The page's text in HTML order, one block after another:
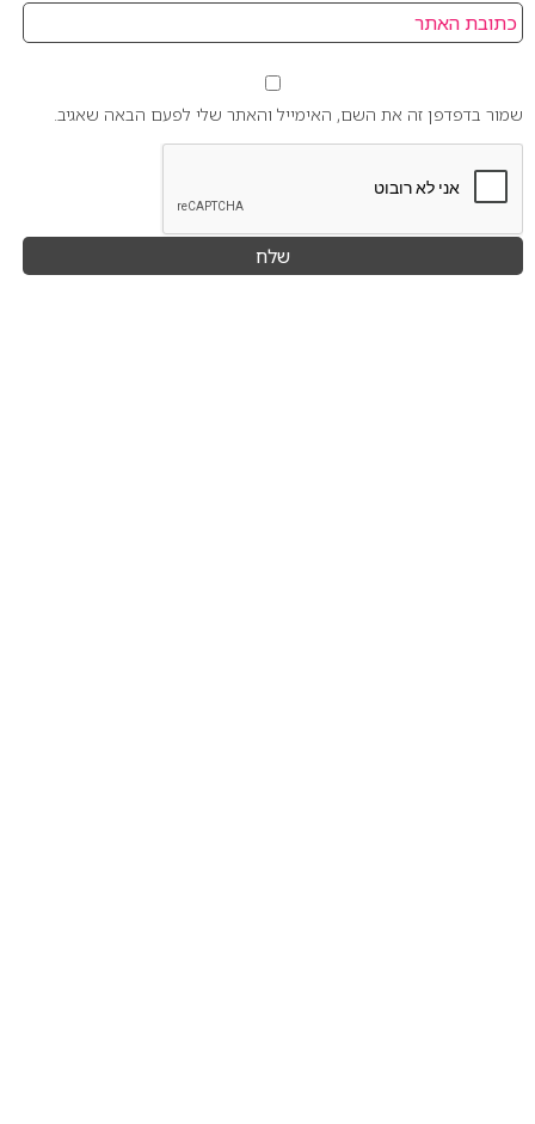
שמור בדפדפן זה את השם, האימייל והאתר שלי לפעם הבאה שאגיב.